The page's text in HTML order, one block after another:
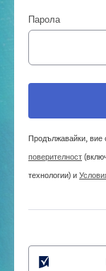
Парола
Продължавайки, вие
поверителност
технологии) и